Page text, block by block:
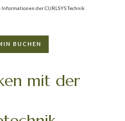
der CURLSYS Technik
BUCHEN
mit der